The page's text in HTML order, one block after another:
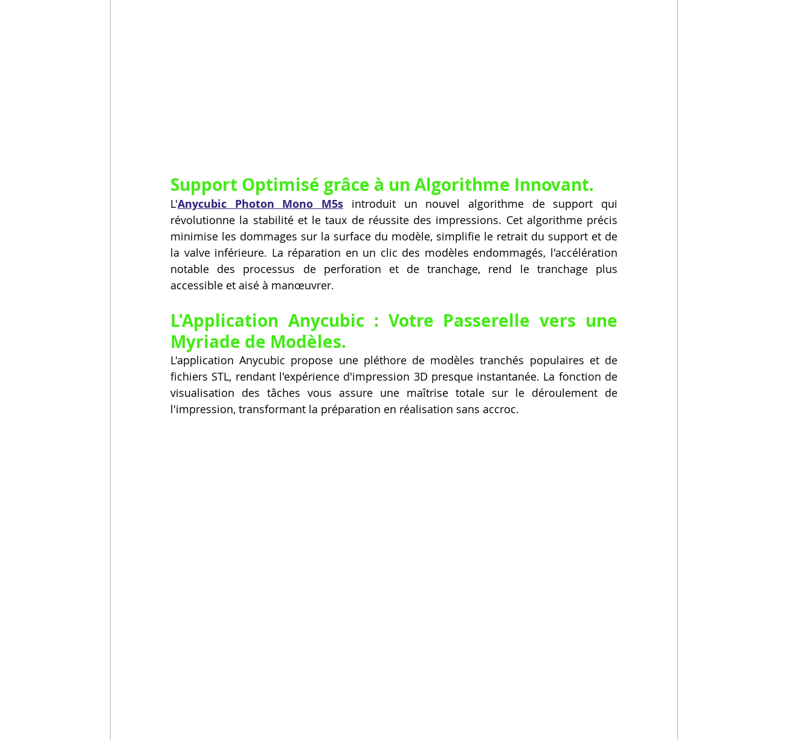
Support Optimisé grâce à un Algorithme Innovant.
L'Anycubic Photon Mono M5s introduit un nouvel algorithme de support qui
révolutionne la stabilité et le taux de réussite des impressions. Cet algorithme précis
minimise les dommages sur la surface du modèle, simplifie le retrait du support et de
la valve inférieure. La réparation en un clic des modèles endommagés, l'accélération
notable des processus de perforation et de tranchage, rend le tranchage plus
accessible et aisé à manœuvrer.
L'Application Anycubic : Votre Passerelle vers une
Myriade de Modèles.
L'application Anycubic propose une pléthore de modèles tranchés populaires et de
fichiers STL, rendant l'expérience d'impression 3D presque instantanée. La fonction de
visualisation des tâches vous assure une maîtrise totale sur le déroulement de
l'impression, transformant la préparation en réalisation sans accroc.